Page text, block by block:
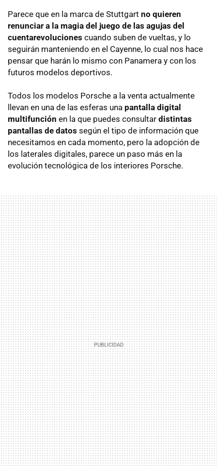
Parece que en la marca de Stuttgart no quieren
renunciar a la magia del juego de las agujas del
cuentarevoluciones cuando suben de vueltas, y lo
seguirán manteniendo en el Cayenne, lo cual nos hace
pensar que harán lo mismo con Panamera y con los
futuros modelos deportivos.
Todos los modelos Porsche a la venta actualmente
llevan en una de las esferas una pantalla digital
multifunción en la que puedes consultar distintas
pantallas de datos según el tipo de información que
necesitamos en cada momento, pero la adopción de
los laterales digitales, parece un paso más en la
evolución tecnológica de los interiores Porsche.